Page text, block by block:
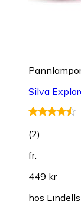
Silva
(2)
fr.
449 kr
hos